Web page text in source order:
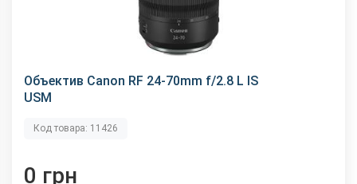
Объектив Canon RF 24-70mm f/2.8 L IS
USM
Код товара: 11426
0 грн